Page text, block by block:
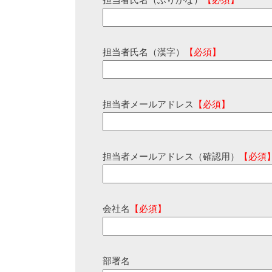
担当者氏名（漢字） 【必須】
担当者メールアドレス 【必須】
担当者メールアドレス（確認用） 【必須
会社名 【必須】
部署名